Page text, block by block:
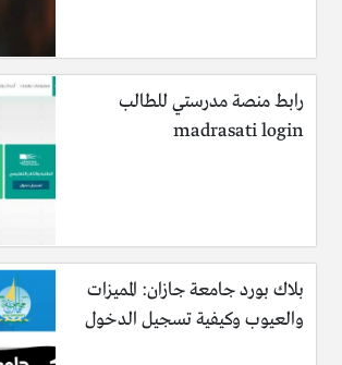
رابط منصة مدرستي للطالب
madrasati login
بلاك بورد جامعة جازان: المميزات
والعيوب وكيفية تسجيل الدخول